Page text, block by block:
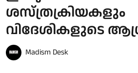
ശസ്ത്രക്രിയകളും
വിദേശികളുടെ
Madism Desk